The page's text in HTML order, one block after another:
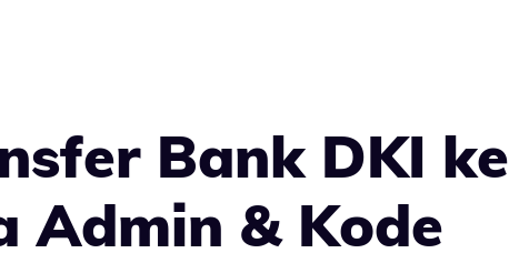
Bank DKI ke
Admin & Kode